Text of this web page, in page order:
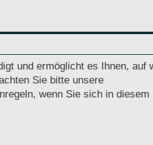
und ermöglicht es Ihnen, auf
Sie bitte unsere
wenn Sie sich in diesem